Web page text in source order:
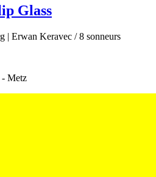
Glass
| Erwan Keravec / 8 sonneurs
- Metz